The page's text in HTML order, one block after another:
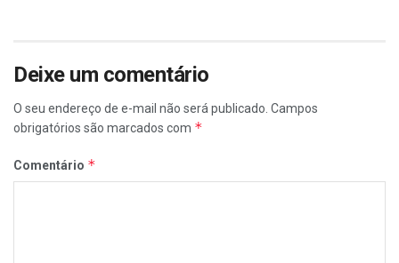
Deixe um comentário
O seu endereço de e-mail não será publicado. Campos
obrigatórios são marcados com *
Comentário *